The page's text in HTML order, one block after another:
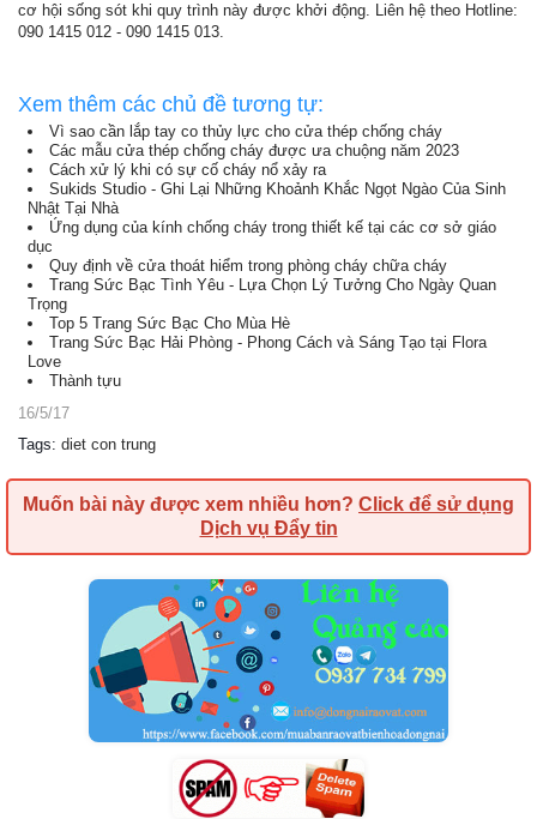
cơ hội sống sót khi quy trình này được khởi động. Liên hệ theo Hotline:
090 1415 012 - 090 1415 013.
Xem thêm các chủ đề tương tự:
Vì sao cần lắp tay co thủy lực cho cửa thép chống cháy
Các mẫu cửa thép chống cháy được ưa chuộng năm 2023
Cách xử lý khi có sự cố cháy nổ xảy ra
Sukids Studio - Ghi Lại Những Khoảnh Khắc Ngọt Ngào Của Sinh
Nhật Tại Nhà
Ứng dụng của kính chống cháy trong thiết kế tại các cơ sở giáo
dục
Quy định về cửa thoát hiểm trong phòng cháy chữa cháy
Trang Sức Bạc Tình Yêu - Lựa Chọn Lý Tưởng Cho Ngày Quan
Trọng
Top 5 Trang Sức Bạc Cho Mùa Hè
Trang Sức Bạc Hải Phòng - Phong Cách và Sáng Tạo tại Flora
Love
Thành tựu
16/5/17
Tags: diet con trung
Muốn bài này được xem nhiều hơn? Click để sử dụng
Dịch vụ Đẩy tin